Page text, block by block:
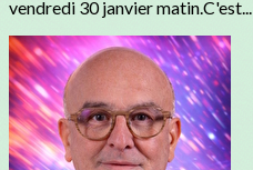
vendredi 30 janvier matin.C'est...